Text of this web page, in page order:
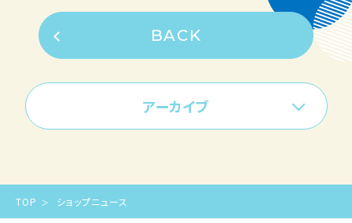
BACK
アーカイブ
TOP ショップニュース